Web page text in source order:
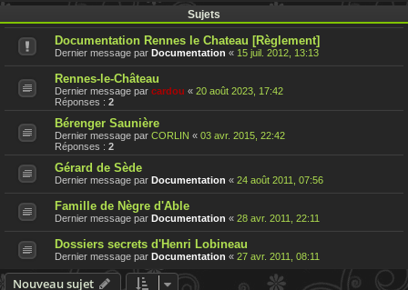
Sujets
Documentation Rennes le Chateau [Règlement]
Dernier message par Documentation « 15 juil. 2012, 13:13
Rennes-le-Château
Dernier message par cardou « 20 août 2023, 17:42
Réponses : 2
Bérenger Saunière
Dernier message par CORLIN « 03 avr. 2015, 22:42
Réponses : 2
Gérard de Sède
Dernier message par Documentation « 24 août 2011, 07:56
Famille de Nègre d'Able
Dernier message par Documentation « 28 avr. 2011, 22:11
Dossiers secrets d'Henri Lobineau
Dernier message par Documentation « 27 avr. 2011, 08:11
Nouveau sujet